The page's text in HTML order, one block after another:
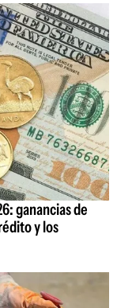
ganancias de
y los